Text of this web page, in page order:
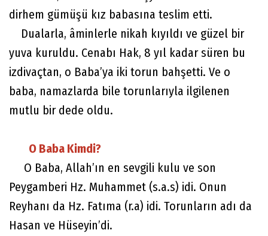
dirhem gümüşü kız babasına teslim etti.
Dualarla, âminlerle nikah kıyıldı ve güzel bir
yuva kuruldu. Cenabı Hak, 8 yıl kadar süren bu
izdivaçtan, o Baba’ya iki torun bahşetti. Ve o
baba, namazlarda bile torunlarıyla ilgilenen
mutlu bir dede oldu.
O Baba Kimdi?
O Baba, Allah’ın en sevgili kulu ve son
Peygamberi Hz. Muhammet (s.a.s) idi. Onun
Reyhanı da Hz. Fatıma (r.a) idi. Torunların adı da
Hasan ve Hüseyin’di.